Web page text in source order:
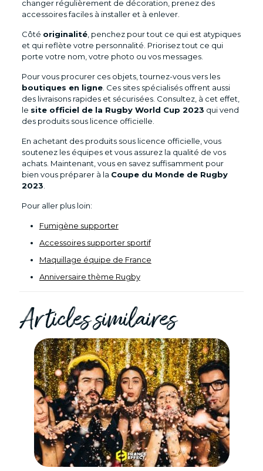
changer régulièrement de décoration, prenez des
accessoires faciles à installer et à enlever.
Côté originalité, penchez pour tout ce qui est atypiques
et qui reflète votre personnalité. Priorisez tout ce qui
porte votre nom, votre photo ou vos messages.
Pour vous procurer ces objets, tournez-vous vers les
boutiques en ligne. Ces sites spécialisés offrent aussi
des livraisons rapides et sécurisées. Consultez, à cet effet,
le site officiel de la Rugby World Cup 2023 qui vend
des produits sous licence officielle.
En achetant des produits sous licence officielle, vous
soutenez les équipes et vous assurez la qualité de vos
achats. Maintenant, vous en savez suffisamment pour
bien vous préparer à la Coupe du Monde de Rugby
2023
Pour aller plus loin:
Fumigène supporter
Accessoires supporter sportif
Maquillage équipe de France
Anniversaire thème Rugby
Articles similaires